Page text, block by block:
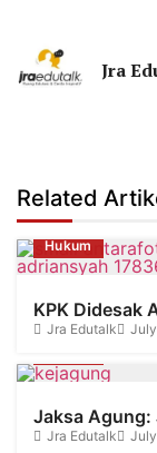
Jra
Related
Hukum
KPK Didesak
Jra Edutalk
Jaksa Agung:
Jra Edutalk